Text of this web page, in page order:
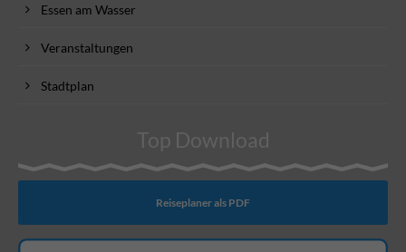
Essen am Wasser
Veranstaltungen
Stadtplan
Top Download
Reiseplaner als PDF